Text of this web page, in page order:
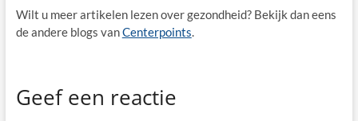
Wilt u meer artikelen lezen over gezondheid? Bekijk dan eens
de andere blogs vanCenterpoints.
Geef een reactie